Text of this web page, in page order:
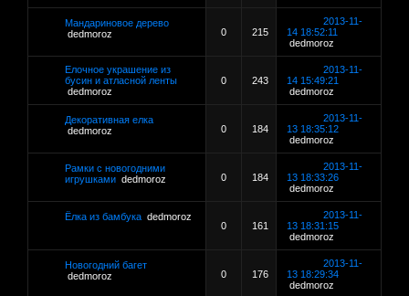
Мандариновое дерево
dedmoroz
0 215
2013-11-
14 18:52:11
dedmoroz
Елочное украшение из
бусин и атласной ленты
dedmoroz
0 243
2013-11-
14 15:49:21
dedmoroz
Декоративная елка
dedmoroz
0 184
2013-11-
13 18:35:12
dedmoroz
Рамки с новогодними
игрушками dedmoroz 0 184
2013-11-
13 18:33:26
dedmoroz
Ёлка из бамбука dedmoroz
0
161
2013-11-
13 18:31:15
dedmoroz
Новогодний багет
dedmoroz
0 176
2013-11-
13 18:29:34
dedmoroz